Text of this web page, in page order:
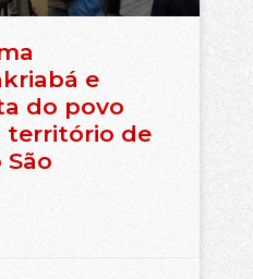
e
do povo
território de